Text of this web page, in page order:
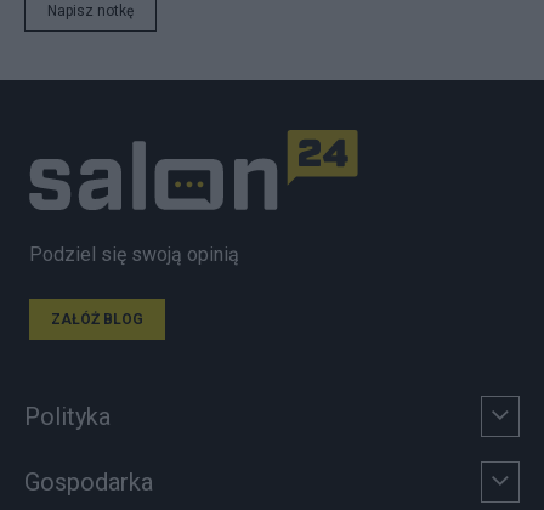
Napisz notkę
Podziel się swoją opinią
ZAŁÓŻ BLOG
Polityka
Gospodarka